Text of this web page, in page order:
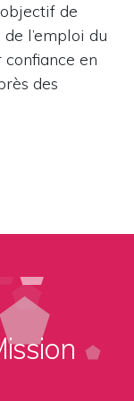
de
l’emploi du
confiance en
des